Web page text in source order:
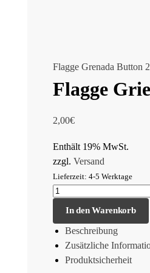
Flagge Grenada Button
Flagge
2,00€
Enthält 19% MwSt.
zzgl. Versand
Lieferzeit: 4-5 Werktage
In den Warenkorb
Beschreibung
Zusätzliche
Produktsicherheit